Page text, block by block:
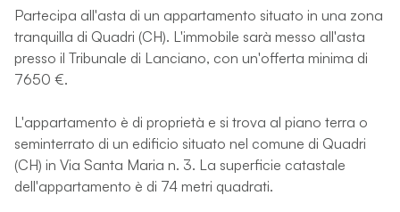
Partecipa all'asta di un appartamento situato in una zona
tranquilla di Quadri (CH). L'immobile sarà messo all'asta
presso il Tribunale di Lanciano, con un'offerta minima di
7650 €.
L'appartamento è di proprietà e si trova al piano terra o
seminterrato di un edificio situato nel comune di Quadri
(CH) in Via Santa Maria n. 3. La superficie catastale
dell'appartamento è di 74 metri quadrati.